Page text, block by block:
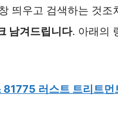
띄우고 검색하는 것조
남겨드립니다. 아래의
81775 러스트 트리트먼